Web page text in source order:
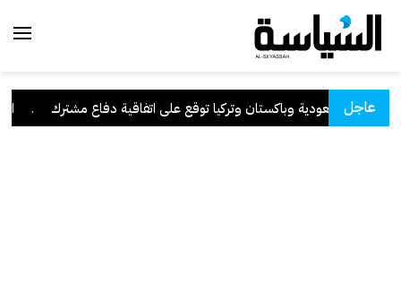
عاجلالسعودية وباكستان وتركيا توقع على اتفاقية دفاع مشترك